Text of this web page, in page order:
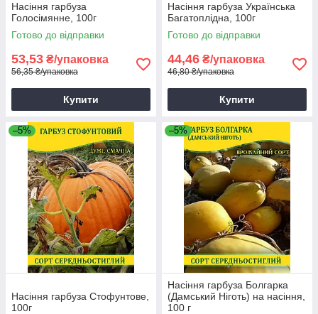
Насіння гарбуза
Голосімянне, 100г
Готово до відправки
53,53 ₴/упаковка
56,35 ₴/упаковка
Купити
Насіння гарбуза Українська
Багатоплідна, 100г
Готово до відправки
44,46 ₴/упаковка
46,80 ₴/упаковка
Купити
–5%
Насіння гарбуза Стофунтове,
100г
–5%
Насіння гарбуза Болгарка
(Дамський Ніготь) на насіння,
100 г